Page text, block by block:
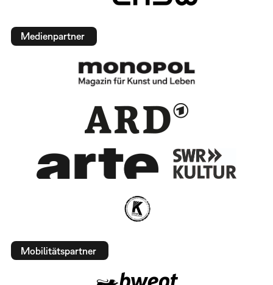
Medienpartner
Mobilitätspartner